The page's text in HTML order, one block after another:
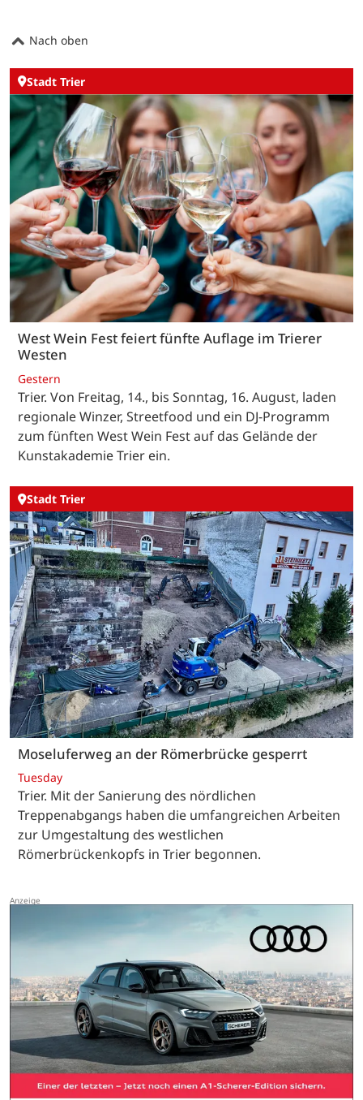
Nach oben
Stadt Trier
West Wein Fest feiert fünfte Auflage im Trierer
Westen
Gestern
Trier. Von Freitag, 14., bis Sonntag, 16. August, laden
regionale Winzer, Streetfood und ein DJ-Programm
zum fünften West Wein Fest auf das Gelände der
Kunstakademie Trier ein.
Stadt Trier
Moseluferweg an der Römerbrücke gesperrt
Tuesday
Trier. Mit der Sanierung des nördlichen
Treppenabgangs haben die umfangreichen Arbeiten
zur Umgestaltung des westlichen
Römerbrückenkopfs in Trier begonnen.